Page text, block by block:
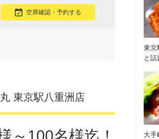
空席確認・予約する
東京駅八重洲店
東京
と話
大手